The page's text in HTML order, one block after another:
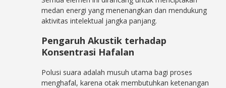
medan energi yang menenangkan dan mendukung
aktivitas intelektual jangka panjang.
Pengaruh Akustik terhadap
Konsentrasi Hafalan
Polusi suara adalah musuh utama bagi proses
menghafal, karena otak membutuhkan ketenangan